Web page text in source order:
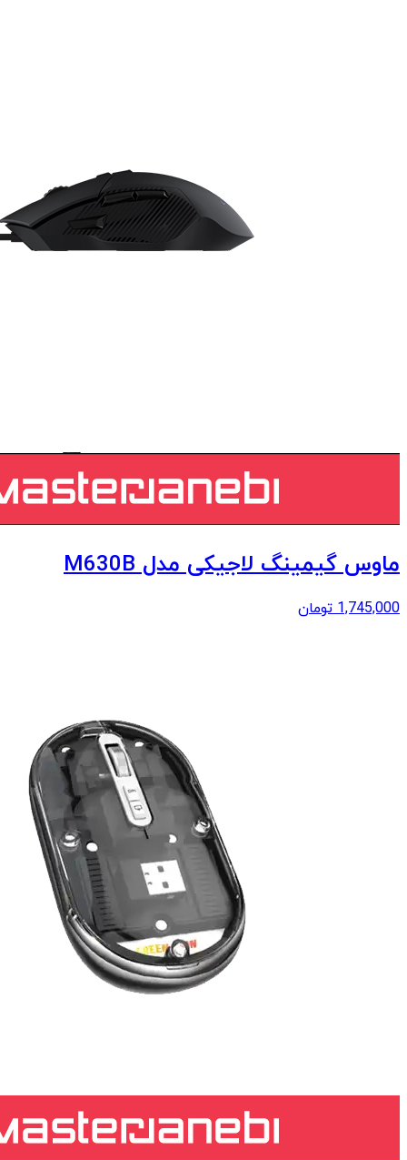
ماوس گیمینگ لاجیکی مدل M630B
1,745,000 تومان